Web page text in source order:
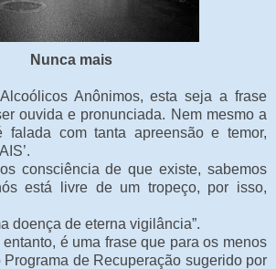
Nunca mais
Anônimos, esta seja a frase
ouvida e pronunciada. Nem mesmo a
falada com tanta apreensão e temor,
consciência de que existe, sabemos
está livre de um tropeço, por isso,
doença de eterna vigilância”.
entanto, é uma frase que para os menos
Programa de Recuperação sugerido por